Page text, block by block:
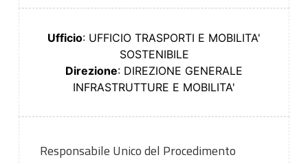
Ufficio: UFFICIO TRASPORTI E MOBILITA'
SOSTENIBILE
Direzione: DIREZIONE GENERALE
INFRASTRUTTURE E MOBILITA'
Responsabile Unico del Procedimento